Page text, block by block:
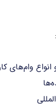
وام‌های